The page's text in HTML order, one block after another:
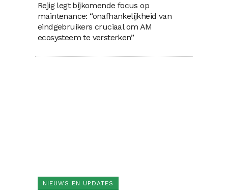
Rejig legt bijkomende focus op
maintenance: “onafhankelijkheid van
eindgebruikers cruciaal om AM
ecosysteem te versterken”
NIEUWS EN UPDATES